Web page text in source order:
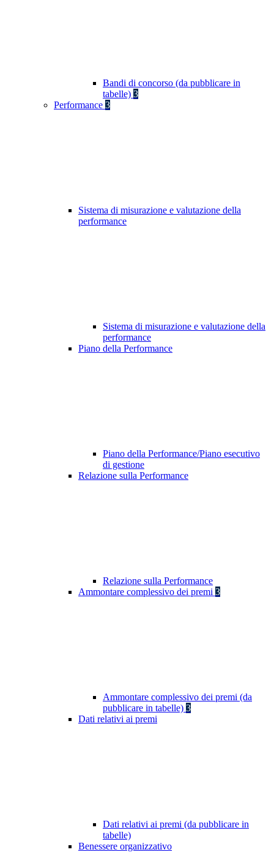
Bandi di concorso (da pubblicare in
tabelle) 3
Performance 3
Sistema di misurazione e valutazione della
performance
Sistema di misurazione e valutazione della
performance
Piano della Performance
Piano della Performance/Piano esecutivo
di gestione
Relazione sulla Performance
Relazione sulla Performance
Ammontare complessivo dei premi 3
Ammontare complessivo dei premi (da
pubblicare in tabelle) 3
Dati relativi ai premi
Dati relativi ai premi (da pubblicare in
tabelle)
Benessere organizzativo